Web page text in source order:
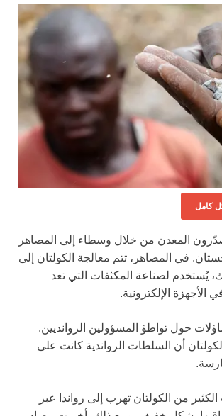
كامل
المعدن من خلال وسطاء إلى المصاهر
في المصاهر، تتم معالجة الكولتان إلى
يُستخدم لصناعة المكثفات التي تعد
الإلكترونية.
حول تواطؤ المسؤولين الروانديين.
أن السلطات الرواندية كانت على
من الكولتان تهرب إلى رواندا عبر